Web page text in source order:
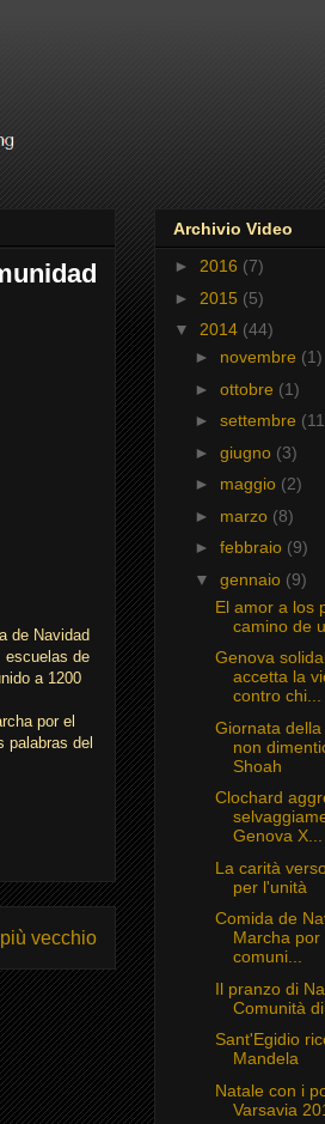
de Navidad
escuelas de
a 1200
por el
palabras del
vecchio
Archivio Video
► 2016 (7)
► 2015 (5)
▼ 2014 (44)
► novembre (1)
► ottobre (1)
► settembre
► giugno (3)
► maggio (2)
► marzo (8)
► febbraio (9)
▼ gennaio (9)
El amor a los
camino de
Genova
accetta la
contro chi...
Giornata
non
Shoah
Clochard
Genova X...
La carità
per l'unità
Comida de
Marcha por
comuni...
Il pranzo di
Comunità
Sant'Egidio
Mandela
Natale con i
Varsavia